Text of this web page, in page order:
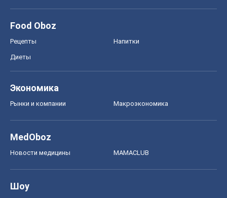
Food Oboz
Рецепты Напитки
Диеты
Экономика
Рынки и компании Mакроэкономика
MedOboz
Новости медицины MAMACLUB
Шоу